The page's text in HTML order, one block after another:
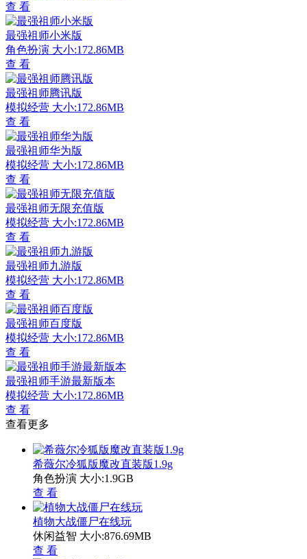
查 看
最强祖师小米版
角色扮演 大小:172.86MB
查 看
最强祖师腾讯版
模拟经营 大小:172.86MB
查 看
最强祖师华为版
模拟经营 大小:172.86MB
查 看
最强祖师无限充值版
模拟经营 大小:172.86MB
查 看
最强祖师九游版
模拟经营 大小:172.86MB
查 看
最强祖师百度版
模拟经营 大小:172.86MB
查 看
最强祖师手游最新版本
模拟经营 大小:172.86MB
查 看
查看更多
希薇尔冷狐版魔改直装版1.9g
角色扮演 大小:1.9GB
查 看
植物大战僵尸在线玩
休闲益智 大小:876.69MB
查 看